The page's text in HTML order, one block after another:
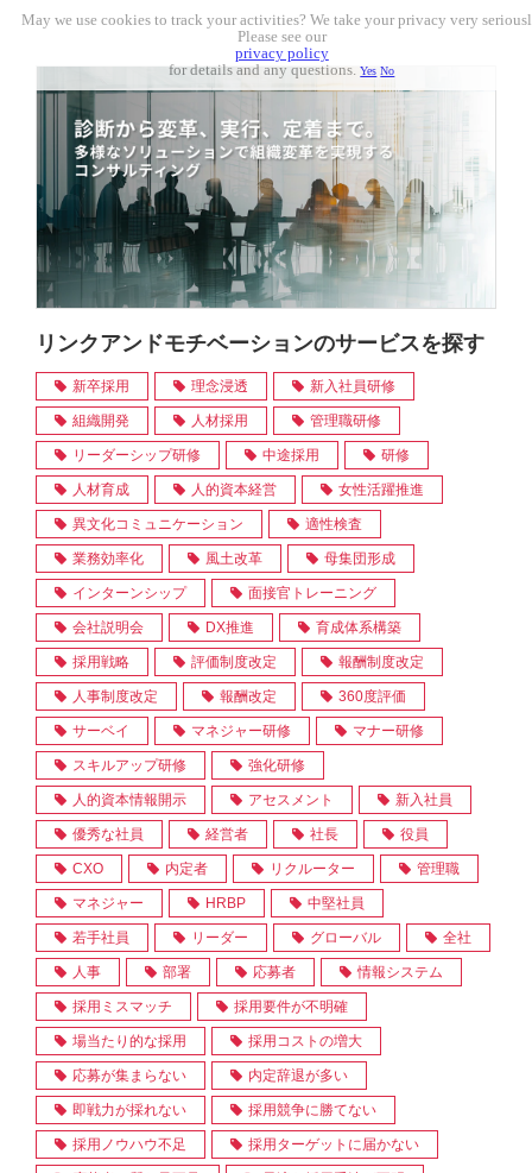
リンクアンドモチベーションのサービスを探す
新卒採用 理念浸透 新入社員研修
組織開発 人材採用 管理職研修
リーダーシップ研修 中途採用 研修
人材育成 人的資本経営 女性活躍推進
異文化コミュニケーション 適性検査
業務効率化 風土改革 母集団形成
インターンシップ 面接官トレーニング
会社説明会 DX推進 育成体系構築
採用戦略 評価制度改定 報酬制度改定
人事制度改定 報酬改定 360度評価
サーベイ マネジャー研修 マナー研修
スキルアップ研修 強化研修
人的資本情報開示 アセスメント 新入社員
優秀な社員 経営者 社長 役員
CXO 内定者 リクルーター 管理職
マネジャー HRBP 中堅社員
若手社員 リーダー グローバル 全社
人事 部署 応募者 情報システム
採用ミスマッチ 採用要件が不明確
場当たり的な採用 採用コストの増大
応募が集まらない 内定辞退が多い
即戦力が採れない 採用競争に勝てない
採用ノウハウ不足 採用ターゲットに届かない
May we use cookies to track your activities? We take your privacy very
Please see our
privacy policy
for details and any questions.Yes No